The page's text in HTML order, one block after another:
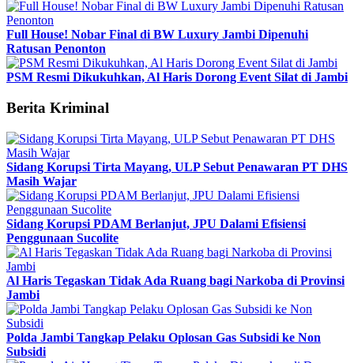
Full House! Nobar Final di BW Luxury Jambi Dipenuhi
Ratusan Penonton
PSM Resmi Dikukuhkan, Al Haris Dorong Event Silat di Jambi
Berita Kriminal
Sidang Korupsi Tirta Mayang, ULP Sebut Penawaran PT DHS
Masih Wajar
Sidang Korupsi PDAM Berlanjut, JPU Dalami Efisiensi
Penggunaan Sucolite
Al Haris Tegaskan Tidak Ada Ruang bagi Narkoba di Provinsi
Jambi
Polda Jambi Tangkap Pelaku Oplosan Gas Subsidi ke Non
Subsidi